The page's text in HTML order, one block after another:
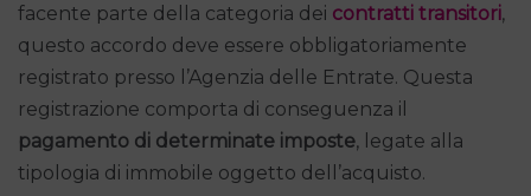
facente parte della categoria dei contratti transitori,
questo accordo deve essere obbligatoriamente
registrato presso l’Agenzia delle Entrate. Questa
registrazione comporta di conseguenza il
pagamento di determinate imposte, legate alla
tipologia di immobile oggetto dell’acquisto.